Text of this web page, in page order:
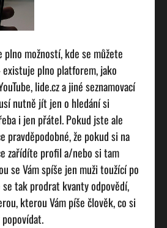
možností, kde se můžete
plno platforem, jako
lide.cz a jiné seznamovací
nutně jít jen o hledání si
i jen přátel. Pokud jste ale
pravděpodobné, že pokud si na
zařídíte profil a/nebo si tam
se Vám spíše jen muži toužící po
tak prodrat kvanty odpovědí,
kterou Vám píše člověk, co si